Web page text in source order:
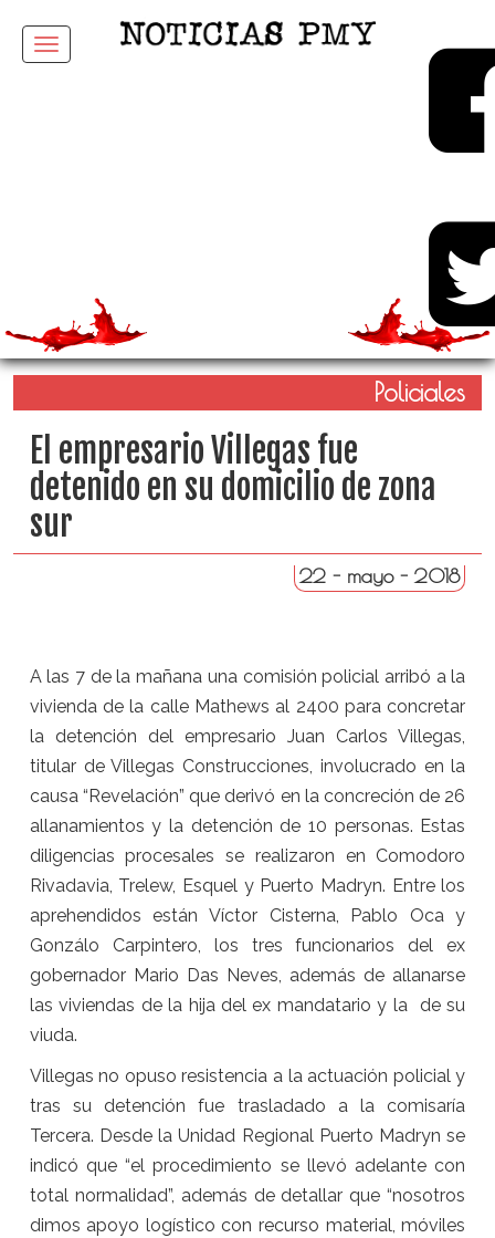
Menu
Policiales
El empresario Villegas fue
detenido en su domicilio de zona
sur
22 - mayo - 2018
A las 7 de la mañana una comisión policial arribó a la
vivienda de la calle Mathews al 2400 para concretar
la detención del empresario Juan Carlos Villegas,
titular de Villegas Construcciones, involucrado en la
causa “Revelación” que derivó en la concreción de 26
allanamientos y la detención de 10 personas. Estas
diligencias procesales se realizaron en Comodoro
Rivadavia, Trelew, Esquel y Puerto Madryn. Entre los
aprehendidos están Víctor Cisterna, Pablo Oca y
Gonzálo Carpintero, los tres funcionarios del ex
gobernador Mario Das Neves, además de allanarse
las viviendas de la hija del ex mandatario y la de su
viuda.
Villegas no opuso resistencia a la actuación policial y
tras su detención fue trasladado a la comisaría
Tercera. Desde la Unidad Regional Puerto Madryn se
indicó que “el procedimiento se llevó adelante con
total normalidad”, además de detallar que “nosotros
dimos apoyo logístico con recurso material, móviles